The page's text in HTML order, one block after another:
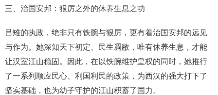
三、治国安邦：狠厉之外的休养生息之功
吕雉的执政，绝非只有铁腕与狠厉，更有着治国安邦的远见
与作为。她深知天下初定、民生凋敝，唯有休养生息，才能
让汉室江山稳固。因此，在以铁腕维护皇权的同时，她推行
了一系列顺应民心、利国利民的政策，为西汉的强大打下了
坚实基础，也为幼子守护的江山积蓄了国力。